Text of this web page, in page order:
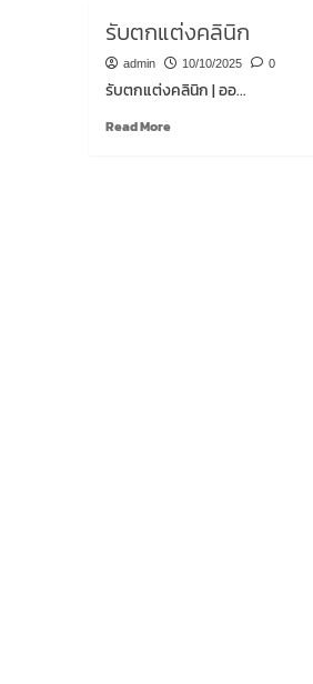
รับตกแต่งคลินิก
admin 10/10/2025 0
รับตกแต่งคลินิก | ออ...
Read MoreRead